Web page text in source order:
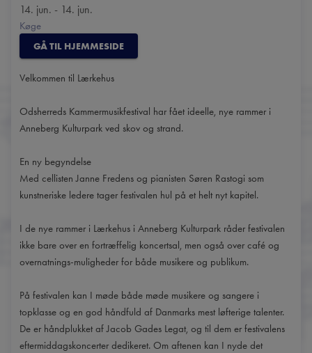
14. jun. - 14. jun.
Køge
GÅ TIL HJEMMESIDE
Velkommen til Lærkehus
Odsherreds Kammermusikfestival har fået ideelle, nye rammer i
Anneberg Kulturpark ved skov og strand.
En ny begyndelse
Med cellisten Janne Fredens og pianisten Søren Rastogi som
kunstneriske ledere tager festivalen hul på et helt nyt kapitel.
I de nye rammer i Lærkehus i Anneberg Kulturpark råder festivalen
ikke bare over en fortræffelig koncertsal, men også over café og
overnatnings-muligheder for både musikere og publikum.
På festivalen kan I møde både møde musikere og sangere i
topklasse og en god håndfuld af Danmarks mest løfterige talenter.
De er håndplukket af Jacob Gades Legat, og til dem er festivalens
eftermiddagskoncerter dedikeret. Om aftenen kan I nyde det